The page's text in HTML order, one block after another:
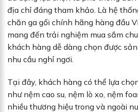
địa chỉ đáng tham khảo. Là hệ
chăn ga gối chính hãng hàng đầu
mang đến trải nghiệm mua sắm
khách hàng dễ dàng chọn được
nhu cầu nghỉ ngơi.
Tại đây, khách hàng có thể lựa
như nệm cao su, nệm lò xo, nệm
nhiều thương hiệu trong và ngoài